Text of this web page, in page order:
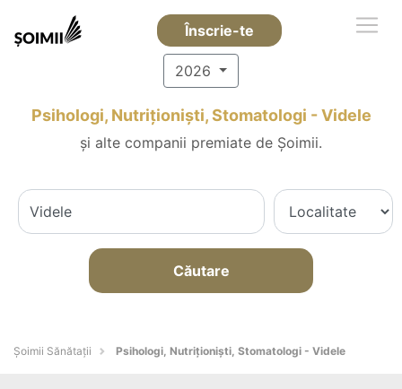
Înscrie-te
2026
Psihologi, Nutriționiști, Stomatologi - Videle
și alte companii premiate de Șoimii.
Căutare
Şoimii Sănătații Psihologi, Nutriționiști, Stomatologi - Videle